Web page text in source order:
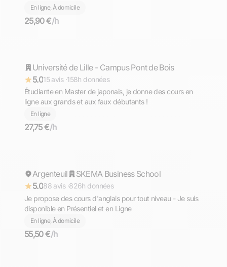
diplômé du Bac avec Option Internationale Italien,
l'équivalent de la Maturità (bac italien)
En ligne, À domicile
25,90 €/h
Répond rapidement
Université de Lille - Campus Pont de Bois
5.015 avis ·158h données
Étudiante en Master de japonais, je donne des cours en
ligne aux grands et aux faux débutants !
En ligne
27,75 €/h
Répond rapidement
Argenteuil
SKEMA Business School
5.088 avis ·826h données
Je propose des cours d'anglais pour tout niveau - Je suis
disponible en Présentiel et en Ligne
En ligne, À domicile
55,50 €/h